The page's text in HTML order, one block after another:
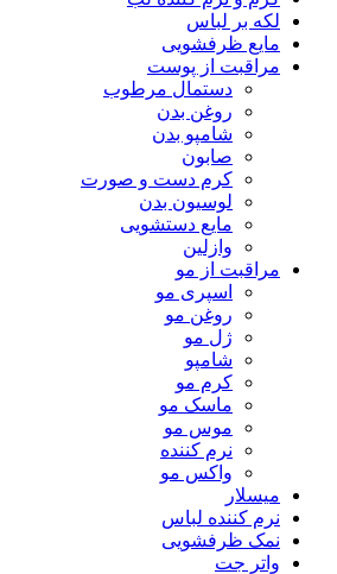
لکه بر لباس
مایع ظرفشویی
مراقبت از پوست
دستمال مرطوب
روغن بدن
شامپو بدن
صابون
کرم دست و صورت
لوسیون بدن
مایع دستشویی
وازلین
مراقبت از مو
اسپری مو
روغن مو
ژل مو
شامپو
کرم مو
ماسک مو
موس مو
نرم کننده
واکس مو
میسلار
نرم کننده لباس
نمک ظرفشویی
واتر جت